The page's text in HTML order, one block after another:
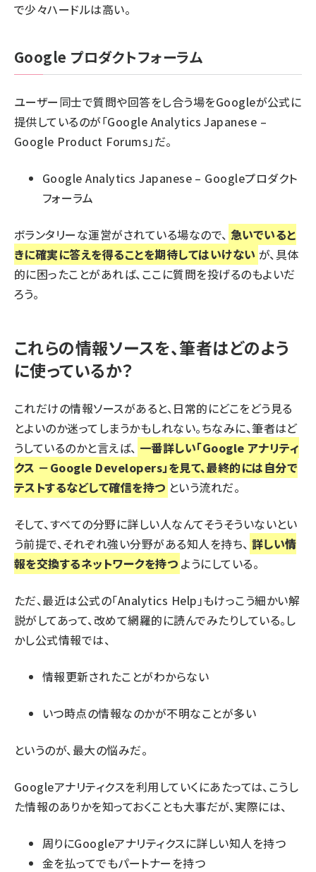
で少々ハードルは高い。
Google プロダクトフォーラム
ユーザー同士で質問や回答をし合う場をGoogleが公式に
提供しているのが「Google Analytics Japanese –
Google Product Forums」だ。
Google Analytics Japanese – Googleプロダクト
フォーラム
ボランタリーな運営がされている場なので、 急いでいると
きに確実に答えを得ることを期待してはいけない が、具体
的に困ったことがあれば、ここに質問を投げるのもよいだ
ろう。
これらの情報ソースを、筆者はどのよう
に使っているか？
これだけの情報ソースがあると、日常的にどこをどう見る
とよいのか迷ってしまうかもしれない。ちなみに、筆者はど
うしているのかと言えば、 一番詳しい「Google アナリティ
クス －Google Developers」を見て、最終的には自分で
テストするなどして確信を持つ という流れだ。
そして、すべての分野に詳しい人なんてそうそういないとい
う前提で、それぞれ強い分野がある知人を持ち、 詳しい情
報を交換するネットワークを持つ ようにしている。
ただ、最近は公式の「Analytics Help」もけっこう細かい解
説がしてあって、改めて網羅的に読んでみたりしている。し
かし公式情報では、
情報更新されたことがわからない
いつ時点の情報なのかが不明なことが多い
というのが、最大の悩みだ。
Googleアナリティクスを利用していくにあたっては、こうし
た情報のありかを知っておくことも大事だが、実際には、
周りにGoogleアナリティクスに詳しい知人を持つ
金を払ってでもパートナーを持つ